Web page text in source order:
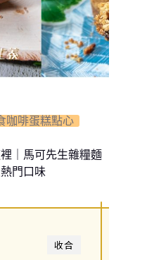
咖啡蛋糕點心
｜馬可先生雜糧麵
門口味
收合